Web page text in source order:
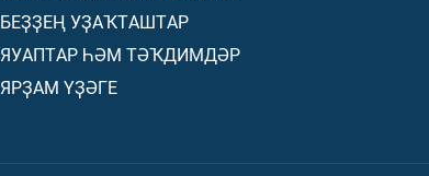
БЕҘҘЕҢ УҘАҠТАШТАР
ЯУАПТАР ҺӘМ ТӘҠДИМДӘР
ЯРҘАМ ҮҘӘГЕ